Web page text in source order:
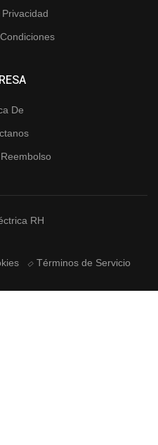
De
RH
Términos de Servicio